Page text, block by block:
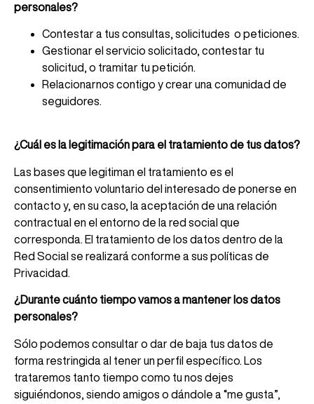
personales?
Contestar a tus consultas, solicitudes o peticiones.
Gestionar el servicio solicitado, contestar tu
solicitud, o tramitar tu petición.
Relacionarnos contigo y crear una comunidad de
seguidores.
¿Cuál es la legitimación para el tratamiento de tus datos?
Las bases que legitiman el tratamiento es el
consentimiento voluntario del interesado de ponerse en
contacto y, en su caso, la aceptación de una relación
contractual en el entorno de la red social que
corresponda. El tratamiento de los datos dentro de la
Red Social se realizará conforme a sus políticas de
Privacidad.
¿Durante cuánto tiempo vamos a mantener los datos
personales?
Sólo podemos consultar o dar de baja tus datos de
forma restringida al tener un perfil específico. Los
trataremos tanto tiempo como tu nos dejes
siguiéndonos, siendo amigos o dándole a “me gusta”,